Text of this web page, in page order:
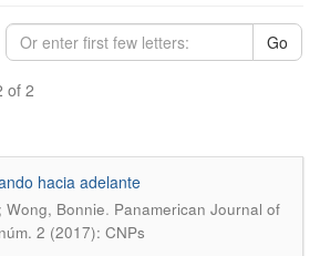
Go
of 2
hacia adelante
Wong, Bonnie. Panamerican Journal of
2 (2017): CNPs